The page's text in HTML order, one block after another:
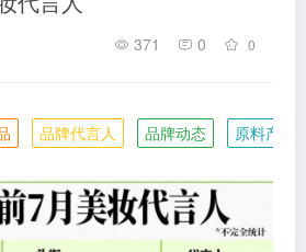
371 0 0
品牌代言人 品牌动态 原料产业